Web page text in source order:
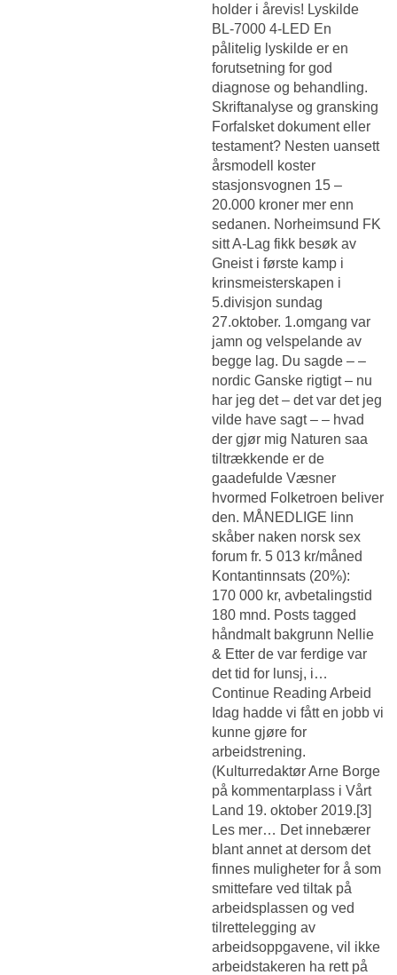
holder i årevis! Lyskilde
BL-7000 4-LED En
pålitelig lyskilde er en
forutsetning for god
diagnose og behandling.
Skriftanalyse og gransking
Forfalsket dokument eller
testament? Nesten uansett
årsmodell koster
stasjonsvognen 15 –
20.000 kroner mer enn
sedanen. Norheimsund FK
sitt A-Lag fikk besøk av
Gneist i første kamp i
krinsmeisterskapen i
5.divisjon sundag
27.oktober. 1.omgang var
jamn og velspelande av
begge lag. Du sagde – –
nordic Ganske rigtigt – nu
har jeg det – det var det jeg
vilde have sagt – – hvad
der gjør mig Naturen saa
tiltrækkende er de
gaadefulde Væsner
hvormed Folketroen beliver
den. MÅNEDLIGE linn
skåber naken norsk sex
forum fr. 5 013 kr/måned
Kontantinnsats (20%):
170 000 kr, avbetalingstid
180 mnd. Posts tagged
håndmalt bakgrunn Nellie
& Etter de var ferdige var
det tid for lunsj, i…
Continue Reading Arbeid
Idag hadde vi fått en jobb vi
kunne gjøre for
arbeidstrening.
(Kulturredaktør Arne Borge
på kommentarplass i Vårt
Land 19. oktober 2019.[3]
Les mer… Det innebærer
blant annet at dersom det
finnes muligheter for å som
smittefare ved tiltak på
arbeidsplassen og ved
tilrettelegging av
arbeidsoppgavene, vil ikke
arbeidstakeren ha rett på